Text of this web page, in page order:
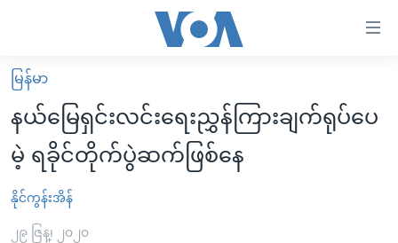
လွယ်ကူ
စေ
သည့်
Link
များ
ပင်မ
မူလစာမျက်နှာ
မြန်မာ
ကမ္ဘာ့သတင်းများ
နိုင်ငံတကာ
အမေရိကန်
ဗွီဒီယို
သတင်းလွတ်လပ်ခွင့်
မြန်မာ
နယ်မြေရှင်းလင်းရေးညွှန်ကြားချက်ရုပ်ပေ
မဲ့ ရခိုင်တိုက်ပွဲဆက်ဖြစ်နေ
နိုင်ကွန်းအိန်
၂၉ ဇြန္၊ ၂၀၂၀